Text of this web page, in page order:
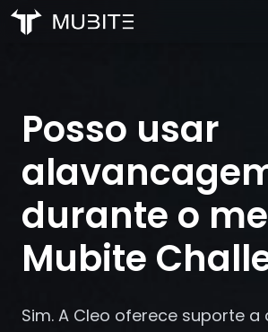
Depoimentos
Trading
Posso usar
durante o
Mubite
Sim. A Cleo oferece suporte